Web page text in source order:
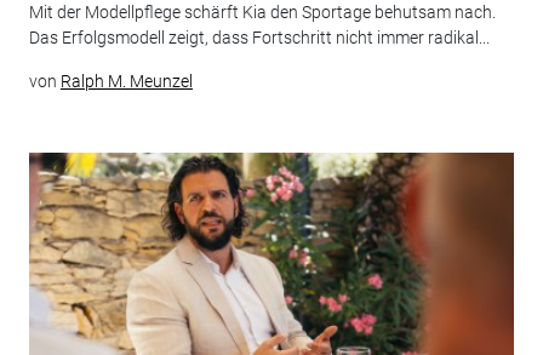
Mit der Modellpflege schärft Kia den Sportage behutsam nach.
Das Erfolgsmodell zeigt, dass Fortschritt nicht immer radikal...
von Ralph M. Meunzel